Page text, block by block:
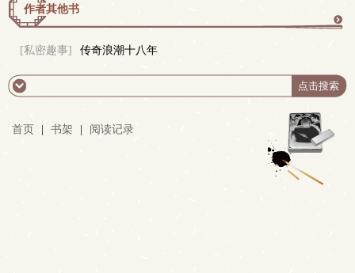
作者其他书
多
[私密趣事] 传奇浪潮十八年
首页 书架 阅读记录